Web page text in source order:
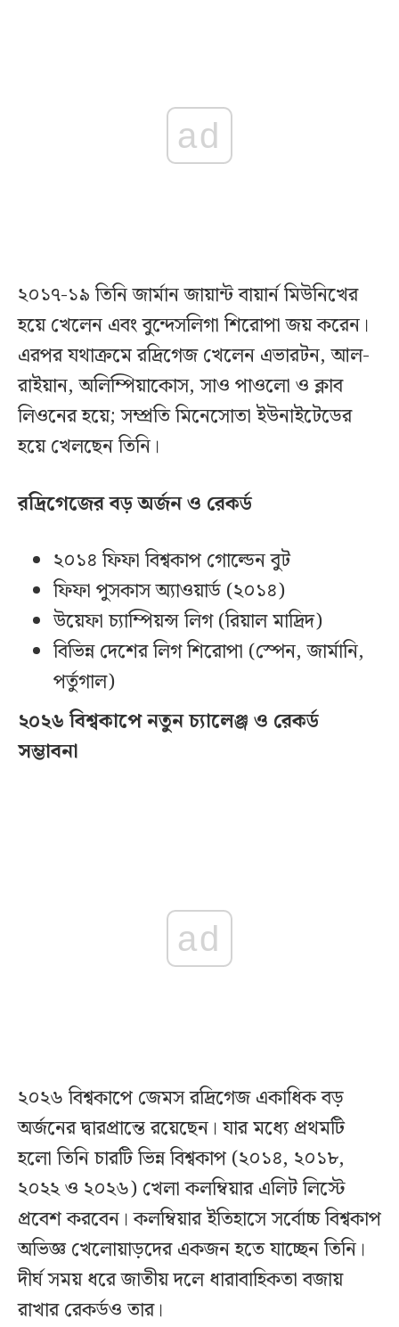
ad
২০১৭-১৯ তিনি জার্মান জায়ান্ট বায়ার্ন মিউনিখের
হয়ে খেলেন এবং বুন্দেসলিগা শিরোপা জয় করেন।
এরপর যথাক্রমে রদ্রিগেজ খেলেন এভারটন, আল-
রাইয়ান, অলিম্পিয়াকোস, সাও পাওলো ও ক্লাব
লিওনের হয়ে; সম্প্রতি মিনেসোতা ইউনাইটেডের
হয়ে খেলছেন তিনি।
রদ্রিগেজের বড় অর্জন ও রেকর্ড
২০১৪ ফিফা বিশ্বকাপ গোল্ডেন বুট
ফিফা পুসকাস অ্যাওয়ার্ড (২০১৪)
উয়েফা চ্যাম্পিয়ন্স লিগ (রিয়াল মাদ্রিদ)
বিভিন্ন দেশের লিগ শিরোপা (স্পেন, জার্মানি,
পর্তুগাল)
২০২৬ বিশ্বকাপে নতুন চ্যালেঞ্জ ও রেকর্ড
সম্ভাবনা
ad
২০২৬ বিশ্বকাপে জেমস রদ্রিগেজ একাধিক বড়
অর্জনের দ্বারপ্রান্তে রয়েছেন। যার মধ্যে প্রথমটি
হলো তিনি চারটি ভিন্ন বিশ্বকাপ (২০১৪, ২০১৮,
২০২২ ও ২০২৬) খেলা কলম্বিয়ার এলিট লিস্টে
প্রবেশ করবেন। কলম্বিয়ার ইতিহাসে সর্বোচ্চ বিশ্বকাপ
অভিজ্ঞ খেলোয়াড়দের একজন হতে যাচ্ছেন তিনি।
দীর্ঘ সময় ধরে জাতীয় দলে ধারাবাহিকতা বজায়
রাখার রেকর্ডও তার।